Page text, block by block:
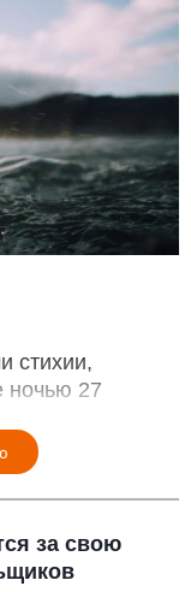
стихии,
ночью 27
за свою